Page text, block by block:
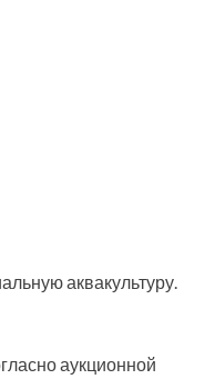
аквакультуру.
аукционной